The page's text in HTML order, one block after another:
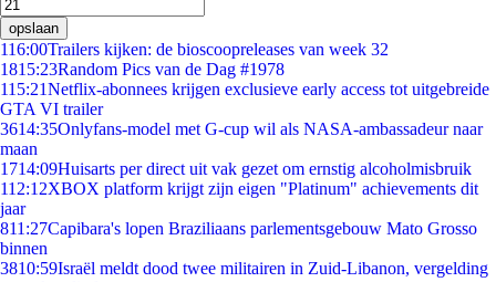
opslaan
116:00Trailers kijken: de bioscoopreleases van week 32
1815:23Random Pics van de Dag #1978
115:21Netflix-abonnees krijgen exclusieve early access tot uitgebreide
GTA VI trailer
3614:35Onlyfans-model met G-cup wil als NASA-ambassadeur naar
maan
1714:09Huisarts per direct uit vak gezet om ernstig alcoholmisbruik
112:12XBOX platform krijgt zijn eigen "Platinum" achievements dit
jaar
811:27Capibara's lopen Braziliaans parlementsgebouw Mato Grosso
binnen
3810:59Israël meldt dood twee militairen in Zuid-Libanon, vergelding